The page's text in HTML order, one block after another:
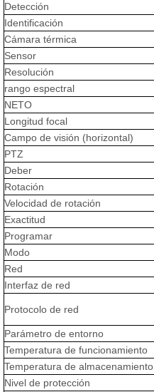
Detección
Identificación
Cámara térmica
Sensor
Resolución
rango espectral
NETO
Longitud focal
Campo de visión (horizontal)
PTZ
Deber
Rotación
Velocidad de rotación
Exactitud
Programar
Modo
Red
Interfaz de red
Protocolo de red
Parámetro de entorno
Temperatura de funcionamiento
Temperatura de almacenamiento
Nivel de protección